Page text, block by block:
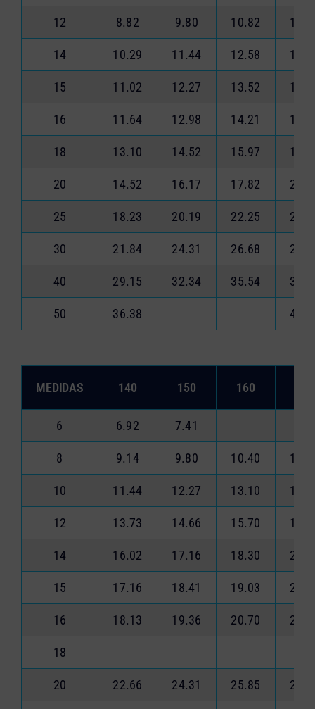
12 8.82 9.80 10.82
14 10.29 11.44 12.58
15 11.02 12.27 13.52
16 11.64 12.98 14.21
18 13.10 14.52 15.97
20 14.52 16.17 17.82
25 18.23 20.19 22.25
30 21.84 24.31 26.68
40 29.15 32.34 35.54
50 36.38
MEDIDAS 140 150 160
6 6.92 7.41
8 9.14 9.80 10.40
10 11.44 12.27 13.10
12 13.73 14.66 15.70
14 16.02 17.16 18.30
15 17.16 18.41 19.03
16 18.13 19.36 20.70
18
20 22.66 24.31 25.85